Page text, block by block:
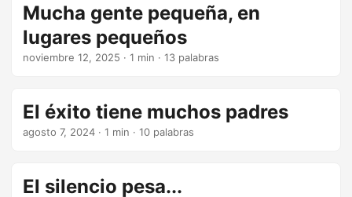
Mucha gente pequeña, en
lugares pequeños
noviembre 12, 2025 · 1 min · 13 palabras
El éxito tiene muchos padres
agosto 7, 2024 · 1 min · 10 palabras
El silencio pesa...